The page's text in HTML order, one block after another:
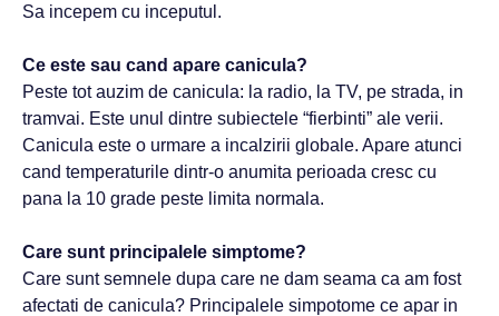
Sa incepem cu inceputul.
Ce este sau cand apare canicula?
Peste tot auzim de canicula: la radio, la TV, pe strada, in
tramvai. Este unul dintre subiectele “fierbinti” ale verii.
Canicula este o urmare a incalzirii globale. Apare atunci
cand temperaturile dintr-o anumita perioada cresc cu
pana la 10 grade peste limita normala.
Care sunt principalele simptome?
Care sunt semnele dupa care ne dam seama ca am fost
afectati de canicula? Principalele simpotome ce apar in